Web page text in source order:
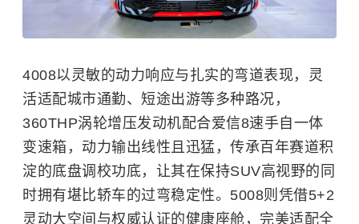
4008以灵敏的动力响应与扎实的弯道表现，灵
活适配城市通勤、短途出游等多种路况，
360THP涡轮增压发动机配合爱信8速手自一体
变速箱，动力输出线性且迅猛，传承百年赛道积
淀的底盘调校功底，让其在保持SUV高视野的同
时拥有堪比轿车的过弯稳定性。5008则凭借5+2
灵动大空间与权威认证的健康座舱，完美适配全